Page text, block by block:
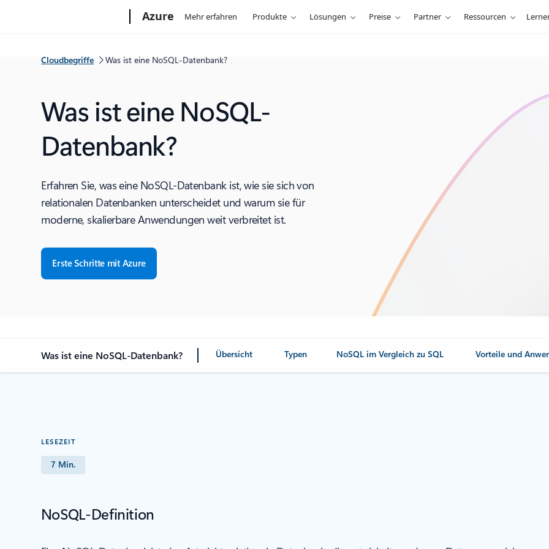
Azure Mehr erfahren Produkte Lösungen Preise Partner Ressourcen
Cloudbegriffe Was ist eine NoSQL-Datenbank?
Was ist eine NoSQL-
Datenbank?
Erfahren Sie, was eine NoSQL-Datenbank ist, wie sie sich von
relationalen Datenbanken unterscheidet und warum sie für
moderne, skalierbare Anwendungen weit verbreitet ist.
Erste Schritte mit Azure
Was ist eine NoSQL-Datenbank? Übersicht Typen NoSQL im Vergleich zu SQL Vorteile und
LESEZEIT
7 Min.
NoSQL-Definition